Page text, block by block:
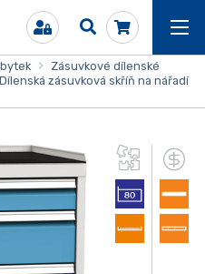
Zásuvkové dílenské
Dílenská zásuvková skříň na nářadí